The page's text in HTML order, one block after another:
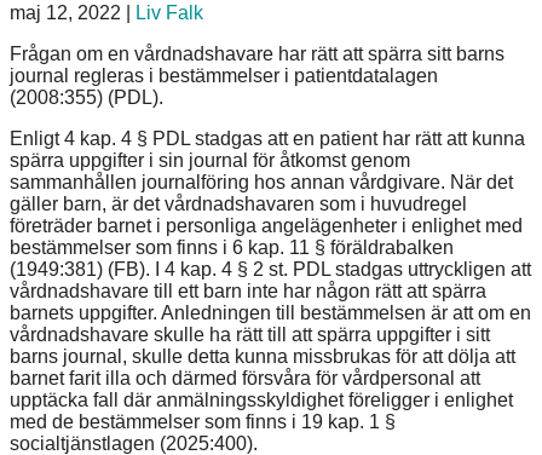
maj 12, 2022
Liv Falk
Frågan om en vårdnadshavare har rätt att spärra sitt barns
journal regleras i bestämmelser i patientdatalagen
(2008:355) (PDL).
Enligt 4 kap. 4 § PDL stadgas att en patient har rätt att kunna
spärra uppgifter i sin journal för åtkomst genom
sammanhållen journalföring hos annan vårdgivare. När det
gäller barn, är det vårdnadshavaren som i huvudregel
företräder barnet i personliga angelägenheter i enlighet med
bestämmelser som finns i 6 kap. 11 § föräldrabalken
(1949:381) (FB). I 4 kap. 4 § 2 st. PDL stadgas uttryckligen att
vårdnadshavare till ett barn inte har någon rätt att spärra
barnets uppgifter. Anledningen till bestämmelsen är att om en
vårdnadshavare skulle ha rätt till att spärra uppgifter i sitt
barns journal, skulle detta kunna missbrukas för att dölja att
barnet farit illa och därmed försvåra för vårdpersonal att
upptäcka fall där anmälningsskyldighet föreligger i enlighet
med de bestämmelser som finns i 19 kap. 1 §
socialtjänstlagen (2025:400).